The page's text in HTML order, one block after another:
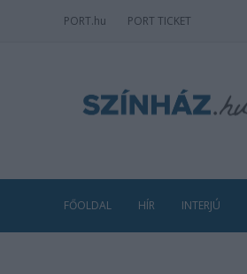
PORT.hu PORT TICKET
FŐOLDAL HÍR INTERJÚ